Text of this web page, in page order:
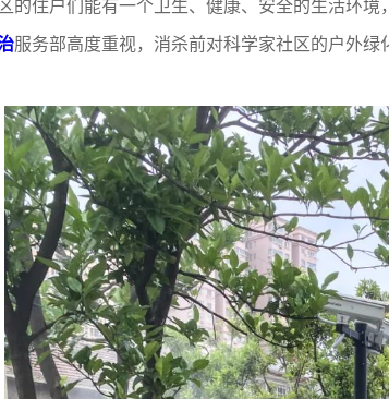
的住户们能有一个卫生、健康、安全的生活环境
服务部高度重视，消杀前对科学家社区的户外